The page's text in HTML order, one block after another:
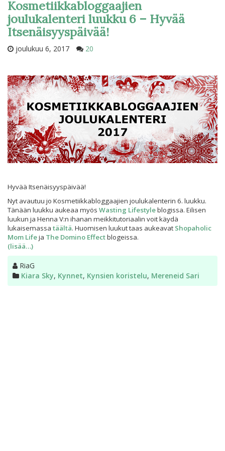
Kosmetiikkabloggaajien
joulukalenteri luukku 6 – Hyvää
Itsenäisyyspäivää!
joulukuu 6, 2017 20
Hyvää Itsenäisyyspäivää!
Nyt avautuu jo Kosmetiikkabloggaajien joulukalenterin 6. luukku.
Tänään luukku aukeaa myös Wasting Lifestyleblogissa. Eilisen
luukun ja Henna V:n ihanan meikkitutoriaalin voit käydä
lukaisemassa täältä. Huomisen luukut taas aukeavat Shopaholic
Mom Lifeja The Domino Effectblogeissa.
(lisää…)
Kirjoittaja
RiaG
Kategoriat
Kiara Sky, Kynnet, Kynsien koristelu, Mereneid Sari